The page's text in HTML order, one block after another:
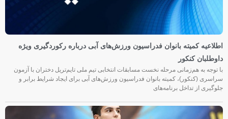
اطلاعیه کمیته بانوان فدراسیون ورزش‌های آبی درباره رکوردگیری ویژه
داوطلبان کنکور
با توجه به هم‌زمانی مرحله نخست مسابقات انتخابی تیم ملی تایم‌تریل دختران با آزمون
سراسری (کنکور)، کمیته بانوان فدراسیون ورزش‌های آبی برای ایجاد شرایط برابر و
جلوگیری از تداخل برنامه‌های